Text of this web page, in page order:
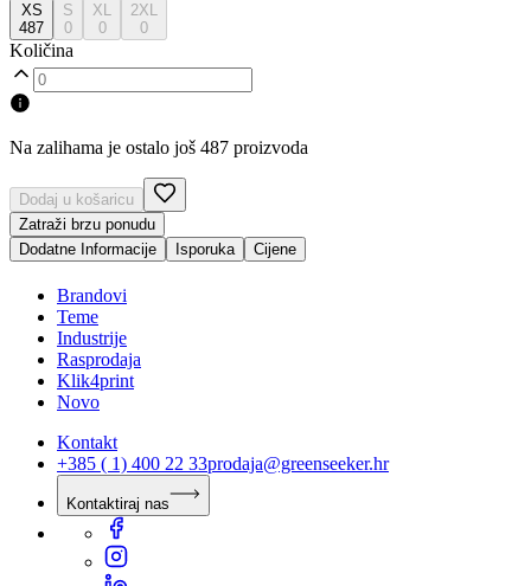
XS
487
S
0
XL
0
2XL
0
Količina
Na zalihama je ostalo još 487 proizvoda
Dodaj u košaricu
Zatraži brzu ponudu
Dodatne Informacije
Isporuka Cijene
Brandovi
Teme
Industrije
Rasprodaja
Klik4print
Novo
Kontakt
+385 ( 1) 400 22 33prodaja@greenseeker.hr
Kontaktiraj nas